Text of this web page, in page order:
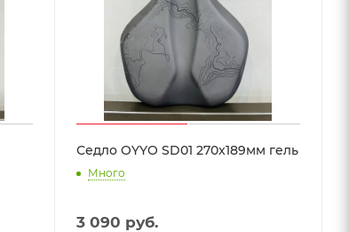
Седло OYYO SD01 270x189мм гель
Много
3 090 руб.